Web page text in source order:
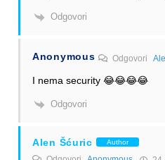
Odgovori
Anonymous Odgovori
I nema security 😂😂😂😂
Odgovori
Alen Šćuric Author